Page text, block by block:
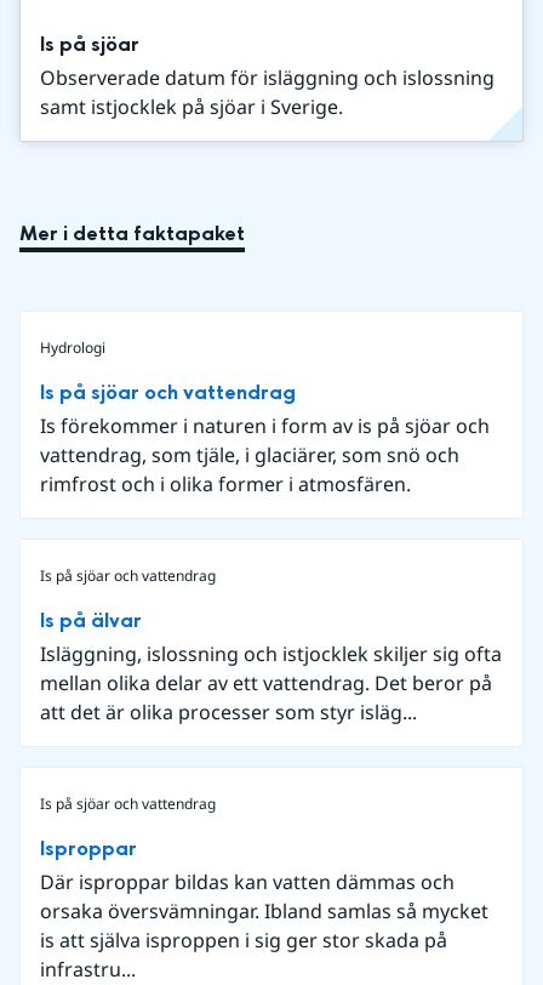
Is på sjöar
Observerade datum för isläggning och islossning
samt istjocklek på sjöar i Sverige.
Mer i detta faktapaket
Hydrologi
Is på sjöar och vattendrag
Is förekommer i naturen i form av is på sjöar och
vattendrag, som tjäle, i glaciärer, som snö och
rimfrost och i olika former i atmosfären.
Is på sjöar och vattendrag
Is på älvar
Isläggning, islossning och istjocklek skiljer sig ofta
mellan olika delar av ett vattendrag. Det beror på
att det är olika processer som styr isläg...
Is på sjöar och vattendrag
Isproppar
Där isproppar bildas kan vatten dämmas och
orsaka översvämningar. Ibland samlas så mycket
is att själva isproppen i sig ger stor skada på
infrastru...